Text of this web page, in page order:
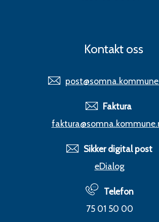
Kontakt oss
Faktura
Sikker digital post
eDialog
Telefon
75 01 50 00